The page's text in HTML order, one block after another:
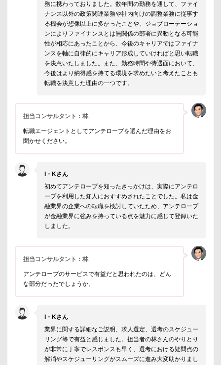
務に携わっておりました。数年間の勤務を通して、ファイ
ナンス以外の政策関連業務や社内向けの調整業務に従事す
る機会が想像以上に多かったことや、ジョブローテーショ
ンによりファイナンスとは無関係の部署に異動となる可能
性が相応にあったことから、今後のキャリアではファイナ
ンスを軸に自律的にキャリア形成していければと思い転職
を決意いたしました。また、勤務時間や待遇面において、
今後はより納得感を持てる環境を求めたいと考えたことも
転職を決意した理由の一つです。
担当コンサルタント：林
転職エージェントとしてアンテロープを選んだ理由をお
聞かせください。
I・Kさん
初めてアンテロープを知ったきっかけは、実際にアンテロ
ープを利用した知人におすすめされたことでした。私は金
融業界の企業への転職を検討していたため、アンテロープ
が金融業界に強みを持っている点を魅力に感じて登録いた
しました。
担当コンサルタント：林
アンテロープのサービスで有益だと思われたのは、どん
な部分だったでしょうか。
I・Kさん
業界に関する詳細なご説明、求人選定、選考のスケジュー
リング等で有益と感じました。担当者の林さんのやりとり
が非常に丁寧でレスポンスも早く、選考における疑問点の
解消やスケジューリングがスムーズに進み大変助かりまし